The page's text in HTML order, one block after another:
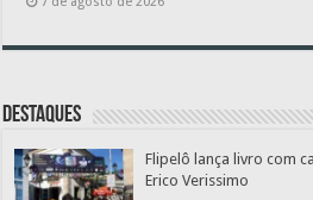
Destaques
Flipelô lança livro com
Erico Verissimo